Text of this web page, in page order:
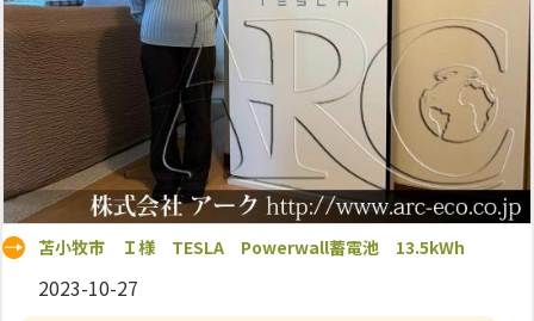
苫小牧市 Ｉ様 TESLA Powerwall蓄電池 13.5kWh
2023-10-27